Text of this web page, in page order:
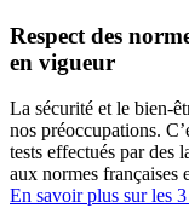
Respect des
en vigueur
La sécurité et le bien-
nos préoccupations.
tests effectués par des
aux normes françaises
En savoir plus sur les